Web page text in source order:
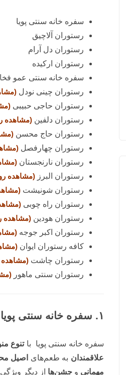
سفره خانه سنتی پویا
رستوران آلاچیق
رستوران دل آرام
رستوران ارکیده
سفره خانه سنتی عمو
رستوران چینی نودل
رستوران حاجی حبیبی
رستوران دلفین (مشاهده
رستوران حاج محسن
رستوران چهارفصل
رستوران نارنجستان
رستوران البرز (مشاهده
رستوران شونیشت
رستوران راه چوبی
رستوران هودین (مشاهده
رستوران اکبر جوجه
کافه رستوران ایوان
رستوران چاشت
رستوران سنتی ماهور
۱. سفره خانه سنتی پویا
سفره خانه سنتی پویا باتنوع
علاقمندان به طعم‌های اصیل
مهمانی و جشن‌ها از دیگر